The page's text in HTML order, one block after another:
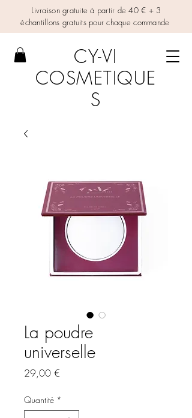
Livraison gratuite à partir de 40 € + 3
échantillons gratuits pour chaque commande
CY-VI
COSMETIQUE
S
La poudre
universelle
29,00 €
Quantité *